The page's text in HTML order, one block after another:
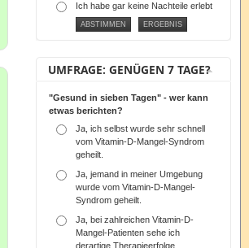
Ich habe gar keine Nachteile erlebt
UMFRAGE: GENÜGEN 7 TAGE?
"Gesund in sieben Tagen" - wer kann
etwas berichten?
Ja, ich selbst wurde sehr schnell
vom Vitamin-D-Mangel-Syndrom
geheilt.
Ja, jemand in meiner Umgebung
wurde vom Vitamin-D-Mangel-
Syndrom geheilt.
Ja, bei zahlreichen Vitamin-D-
Mangel-Patienten sehe ich
derartige Therapieerfolge.